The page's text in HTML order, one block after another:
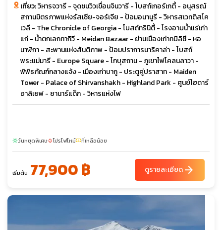
เที่ยว:วิหารจวารี - จุดชมวิวเขื่อนจินวารี - โบสถ์เกอร์เกตี้ - อนุสรณ์
สถานมิตรภาพแห่งรัสเซีย-จอร์เจีย - ป้อมอนานูรี - วิหารสเวทติสโค
เวลี - The Chronicle of Georgia - โบสถ์ทรินิตี้ - โรงอาบน้ำแร่เก่า
แก่ - น้ำตกเลกทากิวี - Meidan Bazaar - ย่านเมืองเก่าทบิลิซี - หอ
นาฬิกา - สะพานแห่งสันติภาพ - ป้อมปราการนาริคาล่า - โบสถ์
พระแม่มารี - Europe Square - โกบุสถาน - ภูเขาไฟโคลนลาวา -
พิพิธภัณฑ์กลางแจ้ง - เมืองเก่าบากู - ประตูคู่ปราสาท - Maiden
Tower - Palace of Shirvanshakh - Highland Park - ศูนย์ไฮดาร์
อาลิเยฟ - ยานาร์แด็ก - วิหารแห่งไฟ
sunnyวันหยุดพิเศษlocal_fire_departmentโปรไฟไหม้confirmation_numberที่เหลือน้อย
เริ่มต้น 77,900 ฿ ดูรายละเอียดarrow_forward